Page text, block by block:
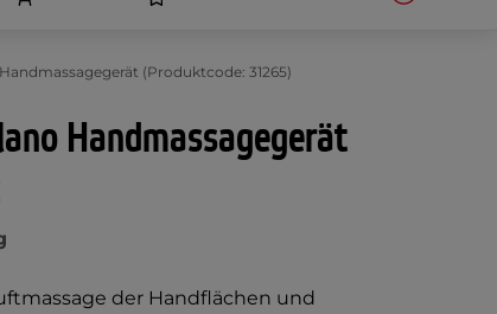
(Produktcode: 31265)
Handmassagegerät
der Handflächen und